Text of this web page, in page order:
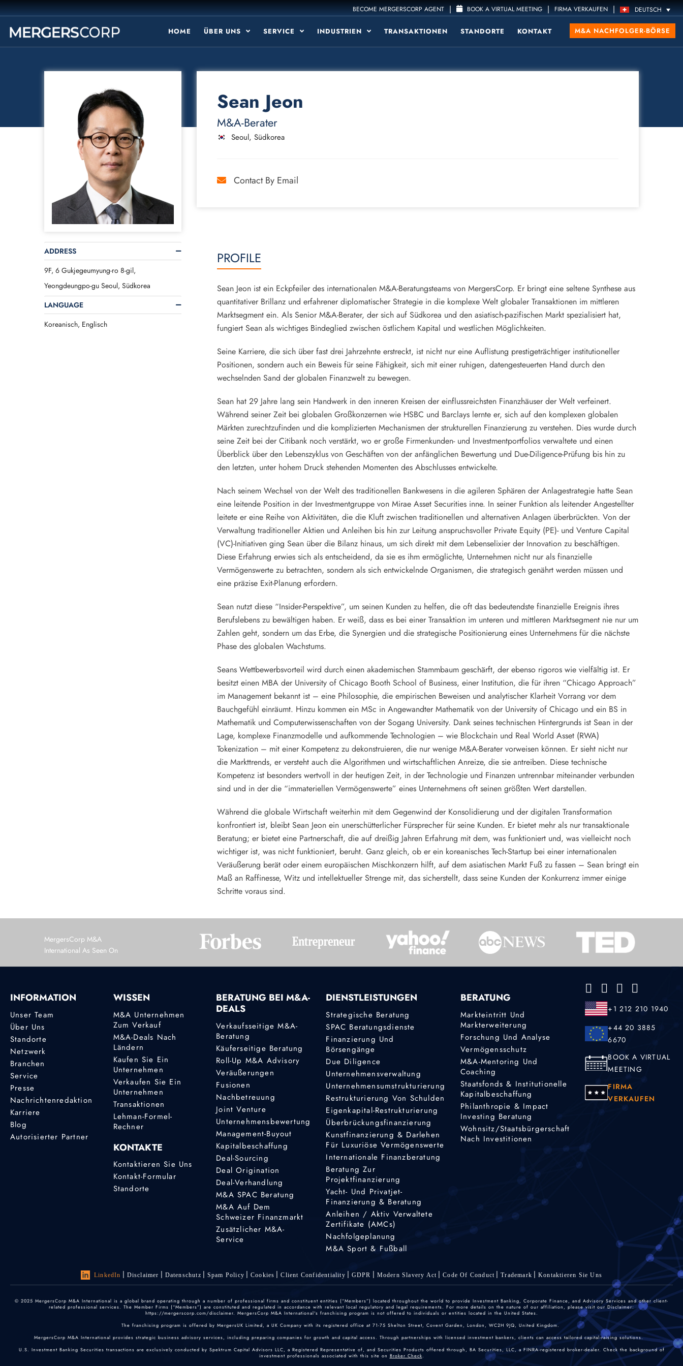
BECOME MERGERSCORP AGENT | BOOK A VIRTUAL MEETING | FIRMA VERKAUFEN | DEUTSCH
HOME ÜBER UNS SERVICE INDUSTRIEN TRANSAKTIONEN STANDORTE KONTAKT M&A NACHFOLGER-BÖRSE
Sean Jeon
M&A-Berater
Seoul, Südkorea
Contact By Email
ADDRESS
9F, 6 Gukjegeumyung-ro 8-gil,
Yeongdeungpo-gu Seoul, Südkorea
LANGUAGE
Koreanisch, Englisch
PROFILE
Sean Jeon ist ein Eckpfeiler des internationalen M&A-Beratungsteams von MergersCorp. Er bringt eine seltene Synthese aus
quantitativer Brillanz und erfahrener diplomatischer Strategie in die komplexe Welt globaler Transaktionen im mittleren
Marktsegment ein. Als Senior M&A-Berater, der sich auf Südkorea und den asiatisch-pazifischen Markt spezialisiert hat,
fungiert Sean als wichtiges Bindeglied zwischen östlichem Kapital und westlichen Möglichkeiten.
Seine Karriere, die sich über fast drei Jahrzehnte erstreckt, ist nicht nur eine Auflistung prestigeträchtiger institutioneller
Positionen, sondern auch ein Beweis für seine Fähigkeit, sich mit einer ruhigen, datengesteuerten Hand durch den
wechselnden Sand der globalen Finanzwelt zu bewegen.
Sean hat 29 Jahre lang sein Handwerk in den inneren Kreisen der einflussreichsten Finanzhäuser der Welt verfeinert.
Während seiner Zeit bei globalen Großkonzernen wie HSBC und Barclays lernte er, sich auf den komplexen globalen
Märkten zurechtzufinden und die komplizierten Mechanismen der strukturellen Finanzierung zu verstehen. Dies wurde durch
seine Zeit bei der Citibank noch verstärkt, wo er große Firmenkunden- und Investmentportfolios verwaltete und einen
Überblick über den Lebenszyklus von Geschäften von der anfänglichen Bewertung und Due-Diligence-Prüfung bis hin zu
den letzten, unter hohem Druck stehenden Momenten des Abschlusses entwickelte.
Nach seinem Wechsel von der Welt des traditionellen Bankwesens in die agileren Sphären der Anlagestrategie hatte Sean
eine leitende Position in der Investmentgruppe von Mirae Asset Securities inne. In seiner Funktion als leitender Angestellter
leitete er eine Reihe von Aktivitäten, die die Kluft zwischen traditionellen und alternativen Anlagen überbrückten. Von der
Verwaltung traditioneller Aktien und Anleihen bis hin zur Leitung anspruchsvoller Private Equity (PE)- und Venture Capital
(VC)-Initiativen ging Sean über die Bilanz hinaus, um sich direkt mit dem Lebenselixier der Innovation zu beschäftigen.
Diese Erfahrung erwies sich als entscheidend, da sie es ihm ermöglichte, Unternehmen nicht nur als finanzielle
Vermögenswerte zu betrachten, sondern als sich entwickelnde Organismen, die strategisch genährt werden müssen und
eine präzise Exit-Planung erfordern.
Sean nutzt diese “Insider-Perspektive”, um seinen Kunden zu helfen, die oft das bedeutendste finanzielle Ereignis ihres
Berufslebens zu bewältigen haben. Er weiß, dass es bei einer Transaktion im unteren und mittleren Marktsegment nie nur um
Zahlen geht, sondern um das Erbe, die Synergien und die strategische Positionierung eines Unternehmens für die nächste
Phase des globalen Wachstums.
Seans Wettbewerbsvorteil wird durch einen akademischen Stammbaum geschärft, der ebenso rigoros wie vielfältig ist. Er
besitzt einen MBA der University of Chicago Booth School of Business, einer Institution, die für ihren “Chicago Approach”
im Management bekannt ist – eine Philosophie, die empirischen Beweisen und analytischer Klarheit Vorrang vor dem
Bauchgefühl einräumt. Hinzu kommen ein MSc in Angewandter Mathematik von der University of Chicago und ein BS in
Mathematik und Computerwissenschaften von der Sogang University. Dank seines technischen Hintergrunds ist Sean in der
Lage, komplexe Finanzmodelle und aufkommende Technologien – wie Blockchain und Real World Asset (RWA)
Tokenization – mit einer Kompetenz zu dekonstruieren, die nur wenige M&A-Berater vorweisen können. Er sieht nicht nur
die Markttrends, er versteht auch die Algorithmen und wirtschaftlichen Anreize, die sie antreiben. Diese technische
Kompetenz ist besonders wertvoll in der heutigen Zeit, in der Technologie und Finanzen untrennbar miteinander verbunden
sind und in der die “immateriellen Vermögenswerte” eines Unternehmens oft seinen größten Wert darstellen.
Während die globale Wirtschaft weiterhin mit dem Gegenwind der Konsolidierung und der digitalen Transformation
konfrontiert ist, bleibt Sean Jeon ein unerschütterlicher Fürsprecher für seine Kunden. Er bietet mehr als nur transaktionale
Beratung; er bietet eine Partnerschaft, die auf dreißig Jahren Erfahrung mit dem, was funktioniert und, was vielleicht noch
wichtiger ist, was nicht funktioniert, beruht. Ganz gleich, ob er ein koreanisches Tech-Startup bei einer internationalen
Veräußerung berät oder einem europäischen Mischkonzern hilft, auf dem asiatischen Markt Fuß zu fassen – Sean bringt ein
Maß an Raffinesse, Witz und intellektueller Strenge mit, das sicherstellt, dass seine Kunden der Konkurrenz immer einige
Schritte voraus sind.
MergersCorp M&A
International As Seen On
INFORMATION
Unser Team
Über Uns
Standorte
Netzwerk
Branchen
Service
Presse
Nachrichtenredaktion
Karriere
Blog
Autorisierter Partner
WISSEN
M&A Unternehmen
Zum Verkauf
M&A-Deals Nach
Ländern
Kaufen Sie Ein
Unternehmen
Verkaufen Sie Ein
Unternehmen
Transaktionen
Lehman-Formel-
Rechner
KONTAKTE
Kontaktieren Sie Uns
Kontakt-Formular
Standorte
BERATUNG BEI M&A-
DEALS
Verkaufsseitige M&A-
Beratung
Käuferseitige Beratung
Roll-Up M&A Advisory
Veräußerungen
Fusionen
Nachbetreuung
Joint Venture
Unternehmensbewertung
Management-Buyout
Kapitalbeschaffung
Deal-Sourcing
Deal Origination
Deal-Verhandlung
M&A SPAC Beratung
M&A Auf Dem
Schweizer Finanzmarkt
Zusätzlicher M&A-
Service
DIENSTLEISTUNGEN
Strategische Beratung
SPAC Beratungsdienste
Finanzierung Und
Börsengänge
Due Diligence
Unternehmensverwaltung
Unternehmensumstrukturierung
Restrukturierung Von Schulden
Eigenkapital-Restrukturierung
Überbrückungsfinanzierung
Kunstfinanzierung & Darlehen
Für Luxuriöse Vermögenswerte
Internationale Finanzberatung
Beratung Zur
Projektfinanzierung
Yacht- Und Privatjet-
Finanzierung & Beratung
Anleihen / Aktiv Verwaltete
Zertifikate (AMCs)
Nachfolgeplanung
M&A Sport & Fußball
BERATUNG
Markteintritt Und
Markterweiterung
Forschung Und Analyse
Vermögensschutz
M&A-Mentoring Und
Coaching
Staatsfonds & Institutionelle
Kapitalbeschaffung
Philanthropie & Impact
Investing Beratung
Wohnsitz/Staatsbürgerschaft
Nach Investitionen
+1 212 210 1940
+44 20 3885
6670
BOOK A VIRTUAL
MEETING
FIRMA
VERKAUFEN
LinkedIn Disclaimer Datenschutz Spam Policy Cookies Client Confidentiality GDPR Modern Slavery Act Code Of Conduct Trademark Kontaktieren Sie Uns
© 2025 MergersCorp M&A International is a global brand operating through a number of professional firms and constituent entities (“Members”) located throughout the world to provide Investment Banking, Corporate Finance, and Advisory Services and other client-
related professional services. The Member Firms (“Members”) are constituted and regulated in accordance with relevant local regulatory and legal requirements. For more details on the nature of our affiliation, please visit our Disclaimer:
https://mergerscorp.com/disclaimer. MergersCorp M&A International's franchising program is not offered to individuals or entities located in the United States.
The franchising program is offered by MergersUK Limited, a UK Company with its registered office at 71-75 Shelton Street, Covent Garden, London, WC2H 9JQ, United Kingdom.
MergersCorp M&A International provides strategic business advisory services, including preparing companies for growth and capital access. Through partnerships with licensed investment bankers, clients can access tailored capital-raising solutions.
U.S. Investment Banking Securities transactions are exclusively conducted by Spektrum Capital Advisors LLC, a Registered Representative of, and Securities Products offered through, BA Securities, LLC, a FINRA-registered broker-dealer. Check the background of
investment professionals associated with this site on Broker Check.